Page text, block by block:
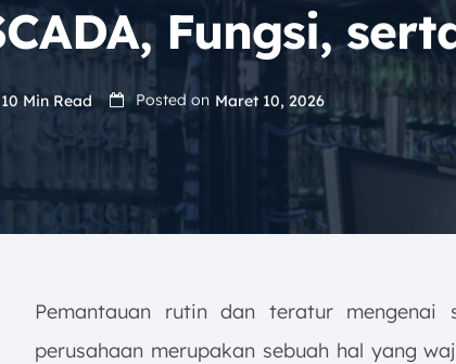
Fungsi,
10 Min Read Posted on Maret 10, 2026
Pemantauan rutin dan teratur mengenai
perusahaan merupakan sebuah hal yang